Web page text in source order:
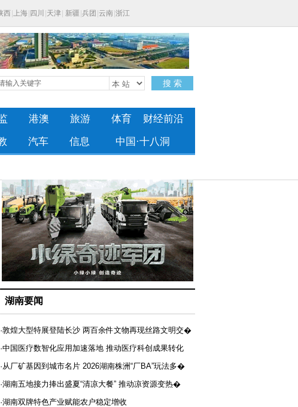
湖南要闻
·敦煌大型特展登陆长沙 两百余件文物再现丝路文明交�
·中国医疗数智化应用加速落地 推动医疗科创成果转化
·从厂矿基因到城市名片 2026湖南株洲“厂BA”玩法多�
·湖南五地接力捧出盛夏“清凉大餐” 推动凉资源变热�
·湖南双牌特色产业赋能农户稳定增收